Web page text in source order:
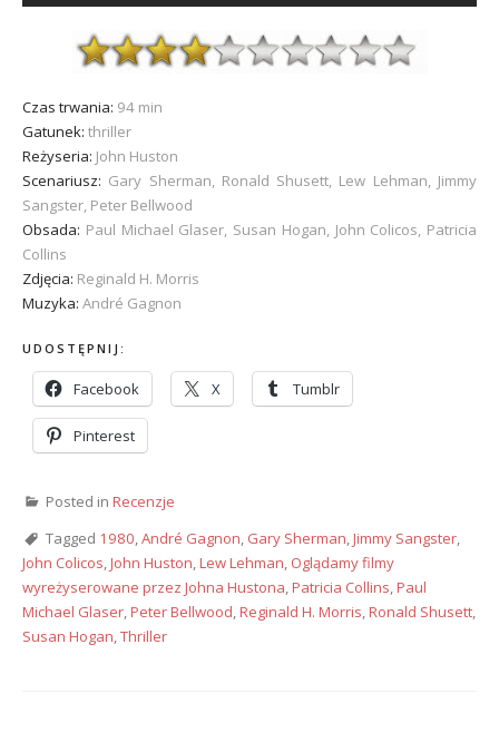
Czas trwania: 94 min
Gatunek: thriller
Reżyseria: John Huston
Scenariusz: Gary Sherman, Ronald Shusett, Lew Lehman, Jimmy
Sangster, Peter Bellwood
Obsada: Paul Michael Glaser, Susan Hogan, John Colicos, Patricia
Collins
Zdjęcia: Reginald H. Morris
Muzyka: André Gagnon
UDOSTĘPNIJ:
Facebook X Tumblr
Pinterest
Posted in Recenzje
Tagged 1980,André Gagnon, Gary Sherman,Jimmy Sangster,
John Colicos,John Huston,Lew Lehman, Oglądamy filmy
wyreżyserowane przez Johna Hustona,Patricia Collins,Paul
Michael Glaser,Peter Bellwood,Reginald H. Morris,Ronald Shusett,
Susan Hogan,Thriller